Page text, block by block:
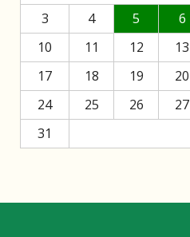
3
4 5 6
10
11 12 13
17
18 19 20
24
25 26 27
31